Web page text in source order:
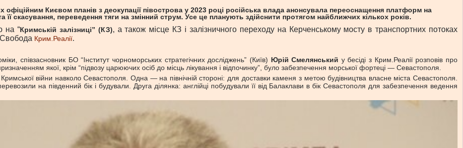
офіційним Києвом планів з деокупації півострова у 2023 році російська влада анонсувала переоснащення платформ на
її скасування, переведення тяги на змінний струм. Усе це планують здійснити протягом найближчих кількох років.
на “Кримській залізниці” (КЗ), а також місце КЗ і залізничного переходу на Керченському мосту в транспортних потоках
Свобода Крим.Реалії.
співзасновник БО “Інститут чорноморських стратегічних досліджень” (Київ) Юрій Смелянський у бесіді з Крим.Реалії розповів про
якої, крім “підвозу царюючих осіб до місць лікування і відпочинку”, було забезпечення морської фортеці — Севастополя.
Кримської війни навколо Севастополя. Одна — на північній стороні: для доставки каменя з метою будівництва власне міста Севастополя.
на південний бік і будували. Друга ділянка: англійці побудували її від Балаклави в бік Севастополя для забезпечення ведення